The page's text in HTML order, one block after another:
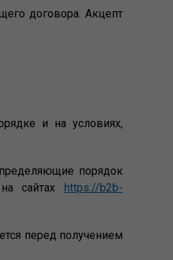
договора. Акцепт
и на условиях,
порядок
сайтах https://b2b-
перед получением